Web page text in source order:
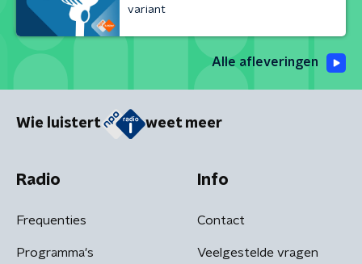
variant
Alle afleveringen
Wie luistert weet meer
Radio
Frequenties
Programma's
Info
Contact
Veelgestelde vragen